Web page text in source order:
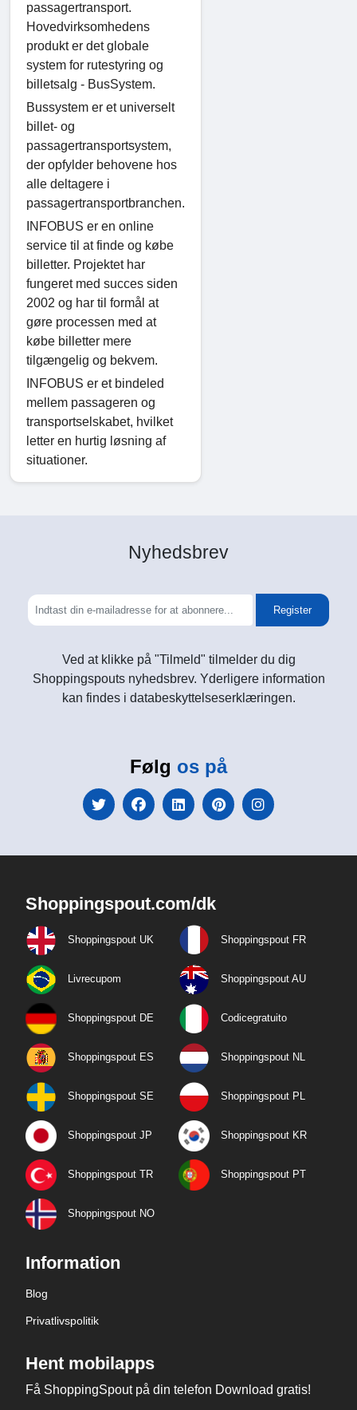
passagertransport.
Hovedvirksomhedens
produkt er det globale
system for rutestyring og
billetsalg - BusSystem.
Bussystem er et universelt
billet- og
passagertransportsystem,
der opfylder behovene hos
alle deltagere i
passagertransportbranchen.
INFOBUS er en online
service til at finde og købe
billetter. Projektet har
fungeret med succes siden
2002 og har til formål at
gøre processen med at
købe billetter mere
tilgængelig og bekvem.
INFOBUS er et bindeled
mellem passageren og
transportselskabet, hvilket
letter en hurtig løsning af
situationer.
Nyhedsbrev
Register
Ved at klikke på "Tilmeld" tilmelder du dig
Shoppingspouts nyhedsbrev. Yderligere information
kan findes i databeskyttelseserklæringen.
Følg os på
Shoppingspout.com/dk
Shoppingspout UK Shoppingspout FR
Livrecupom Shoppingspout AU
Shoppingspout DE Codicegratuito
Shoppingspout ES Shoppingspout NL
Shoppingspout SE Shoppingspout PL
Shoppingspout JP Shoppingspout KR
Shoppingspout TR Shoppingspout PT
Shoppingspout NO
Information
Blog
Privatlivspolitik
Hent mobilapps
Få ShoppingSpout på din telefon Download gratis!